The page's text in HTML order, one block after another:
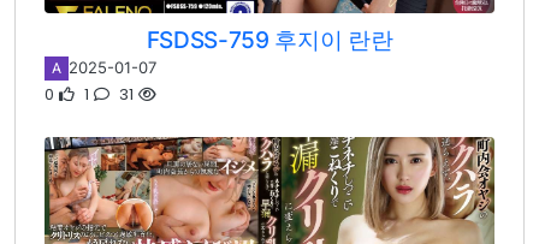
FSDSS-759 후지이 란란
A 2025-01-07
0 1 31